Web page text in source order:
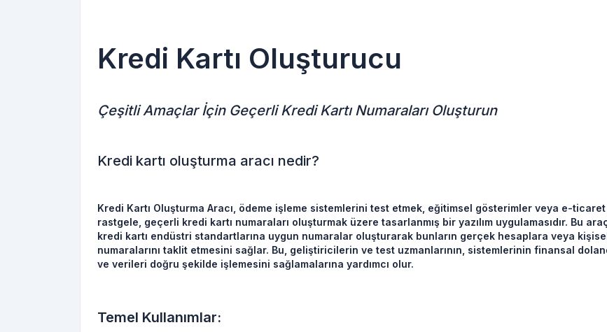
Kredi Kartı Oluşturucu
Çeşitli Amaçlar İçin Geçerli Kredi Kartı Numaraları Oluşturun
Kredi kartı oluşturma aracı nedir?
Kredi Kartı Oluşturma Aracı, ödeme işleme sistemlerini test etmek, eğitimsel gösterimler veya e-
rastgele, geçerli kredi kartı numaraları oluşturmak üzere tasarlanmış bir yazılım uygulamasıdır. Bu
kredi kartı endüstri standartlarına uygun numaralar oluşturarak bunların gerçek hesaplara veya
numaralarını taklit etmesini sağlar. Bu, geliştiricilerin ve test uzmanlarının, sistemlerinin finansal
ve verileri doğru şekilde işlemesini sağlamalarına yardımcı olur.
Temel Kullanımlar: